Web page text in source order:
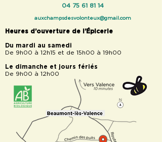
04 75 61 81 14
auxchampsdesvolonteux@gmail.com
Heures d’ouverture de l’Épicerie
Du mardi au samedi
De 9h00 à 12h15 et de 15h00 à 19h00
Le dimanche et jours fériés
De 9h00 à 12h00